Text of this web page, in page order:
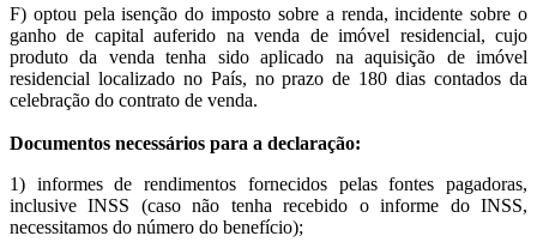
F) optou pela isenção do imposto sobre a renda, incidente sobre o
ganho de capital auferido na venda de imóvel residencial, cujo
produto da venda tenha sido aplicado na aquisição de imóvel
residencial localizado no País, no prazo de 180 dias contados da
celebração do contrato de venda.
Documentos necessários para a declaração:
1) informes de rendimentos fornecidos pelas fontes pagadoras,
inclusive INSS (caso não tenha recebido o informe do INSS,
necessitamos do número do benefício);